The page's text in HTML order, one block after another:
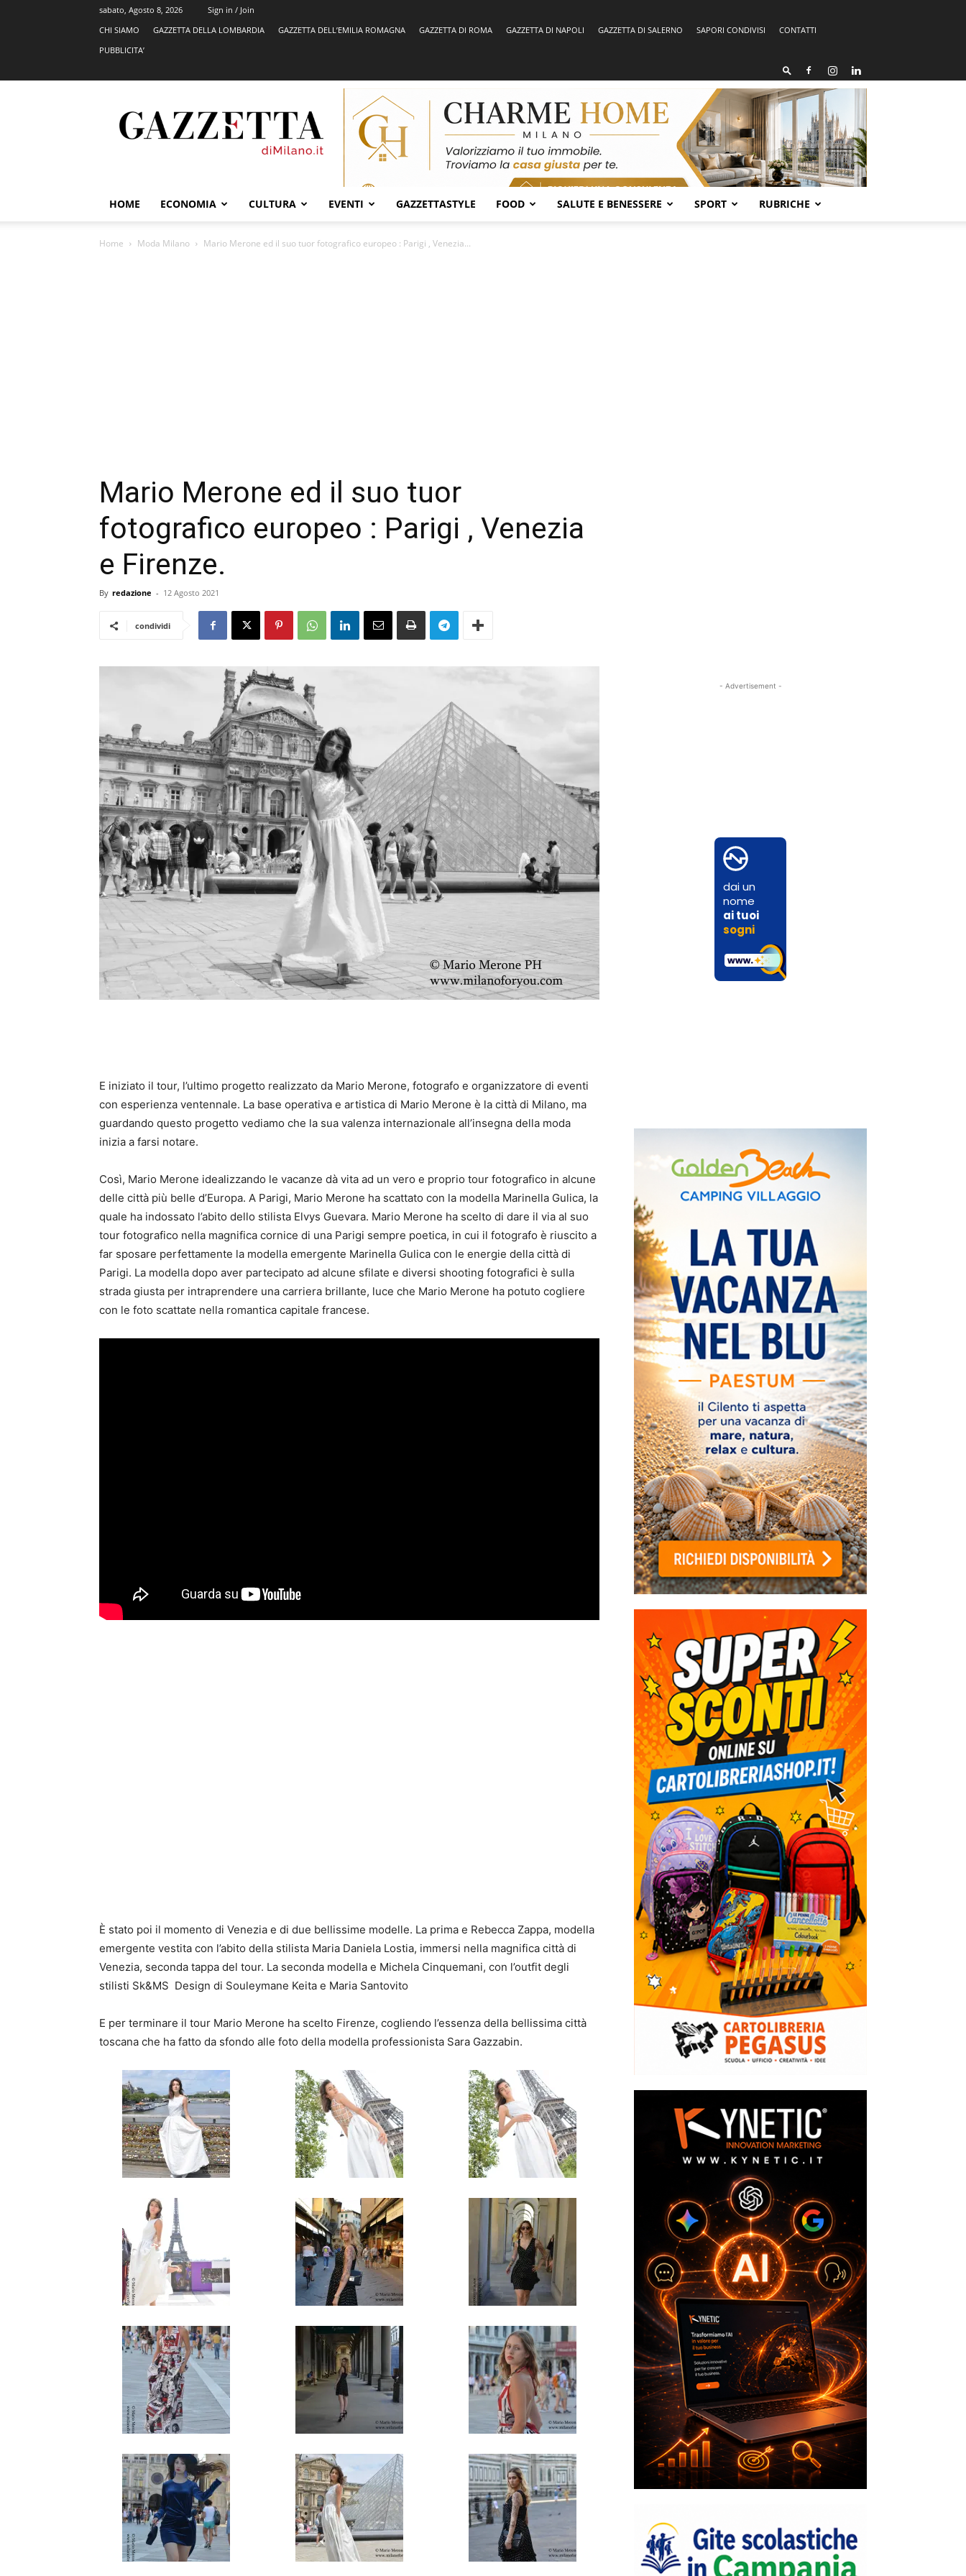
sabato, Agosto 8, 2026
Sign in / Join
CHI SIAMO
GAZZETTA DELLA LOMBARDIA GAZZETTA DELL’EMILIA ROMAGNA GAZZETTA DI ROMA GAZZETTA DI NAPOLI GAZZETTA DI SALERNO SAPORI CONDIVISI
CONTATTI
PUBBLICITA’
HOME ECONOMIA CULTURA EVENTI GAZZETTASTYLE FOOD SALUTE E BENESSERE SPORT RUBRICHE
Home Moda Milano Mario Merone ed il suo tuor fotografico europeo : Parigi , Venezia...
Mario Merone ed il suo tuor
fotografico europeo : Parigi , Venezia
e Firenze.
By redazione - 12 Agosto 2021
condividi
E iniziato il tour, l’ultimo progetto realizzato da Mario Merone, fotografo e organizzatore di eventi
con esperienza ventennale. La base operativa e artistica di Mario Merone è la città di Milano, ma
guardando questo progetto vediamo che la sua valenza internazionale all’insegna della moda
inizia a farsi notare.
Così, Mario Merone idealizzando le vacanze dà vita ad un vero e proprio tour fotografico in alcune
delle città più belle d’Europa. A Parigi, Mario Merone ha scattato con la modella Marinella Gulica, la
quale ha indossato l’abito dello stilista Elvys Guevara. Mario Merone ha scelto di dare il via al suo
tour fotografico nella magnifica cornice di una Parigi sempre poetica, in cui il fotografo è riuscito a
far sposare perfettamente la modella emergente Marinella Gulica con le energie della città di
Parigi. La modella dopo aver partecipato ad alcune sfilate e diversi shooting fotografici è sulla
strada giusta per intraprendere una carriera brillante, luce che Mario Merone ha potuto cogliere
con le foto scattate nella romantica capitale francese.
È stato poi il momento di Venezia e di due bellissime modelle. La prima e Rebecca Zappa, modella
emergente vestita con l’abito della stilista Maria Daniela Lostia, immersi nella magnifica città di
Venezia, seconda tappa del tour. La seconda modella e Michela Cinquemani, con l’outfit degli
stilisti Sk&MS Design di Souleymane Keita e Maria Santovito
E per terminare il tour Mario Merone ha scelto Firenze, cogliendo l’essenza della bellissima città
toscana che ha fatto da sfondo alle foto della modella professionista Sara Gazzabin.
- Advertisement -